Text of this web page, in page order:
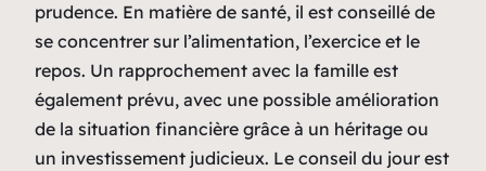
prudence. En matière de santé, il est conseillé de
se concentrer sur l’alimentation, l’exercice et le
repos. Un rapprochement avec la famille est
également prévu, avec une possible amélioration
de la situation financière grâce à un héritage ou
un investissement judicieux. Le conseil du jour est